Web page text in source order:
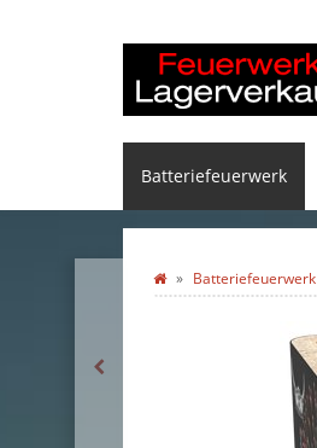
Batteriefeuerwerk
Batteriefeuerwerk